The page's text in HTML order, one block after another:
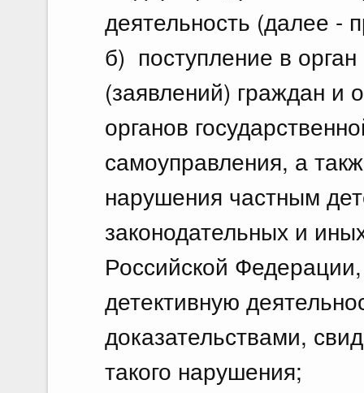
деятельность (далее -
б) поступление в
(заявлений) граждан и
органов
самоуправления, а
нарушения частным
законодательных и
Российской
детективную
доказательствами,
такого нарушения;